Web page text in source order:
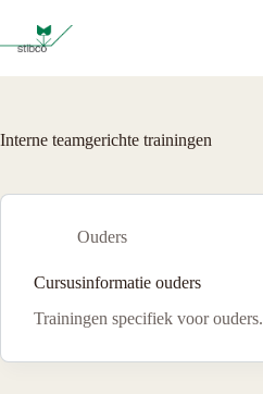
de
Interne teamgerichte trainingen
Ouders
Cursusinformatie ouders
Trainingen specifiek voor ouders.